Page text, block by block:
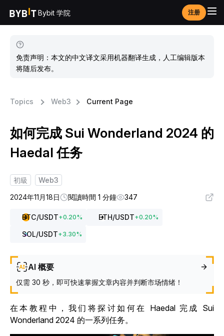
Bybit 学院 注册
免责声明：本文的中文译文采用机器翻译生成，人工编辑版本
将随后发布。
Topics Web3 Current Page
如何完成 Sui Wonderland 2024 的
Haedal 任务
初級
Web3
2024年11月18日
閱讀時間 1 分鐘 347
BTC/USDT+0.20% ETH/USDT+0.20%
SOL/USDT+3.30%
AI 概要
仅需 30 秒，即可快速掌握文章内容并判断市场情绪！
在本教程中，我们将探讨如何在 Haedal 完成 Sui
Wonderland 2024 的一系列任务。